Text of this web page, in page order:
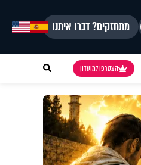
מתחזקים? דברו איתנו
הצטרפו למועדון